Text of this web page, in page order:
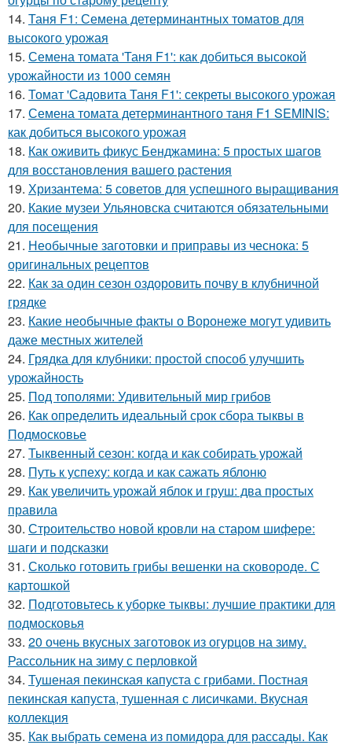
14. Таня F1: Семена детерминантных томатов для
высокого урожая
15. Семена томата 'Таня F1': как добиться высокой
урожайности из 1000 семян
16. Томат 'Садовита Таня F1': секреты высокого урожая
17. Семена томата детерминантного таня F1 SEMINIS:
как добиться высокого урожая
18. Как оживить фикус Бенджамина: 5 простых шагов
для восстановления вашего растения
19. Хризантема: 5 советов для успешного выращивания
20. Какие музеи Ульяновска считаются обязательными
для посещения
21. Необычные заготовки и приправы из чеснока: 5
оригинальных рецептов
22. Как за один сезон оздоровить почву в клубничной
грядке
23. Какие необычные факты о Воронеже могут удивить
даже местных жителей
24. Грядка для клубники: простой способ улучшить
урожайность
25. Под тополями: Удивительный мир грибов
26. Как определить идеальный срок сбора тыквы в
Подмосковье
27. Тыквенный сезон: когда и как собирать урожай
28. Путь к успеху: когда и как сажать яблоню
29. Как увеличить урожай яблок и груш: два простых
правила
30. Строительство новой кровли на старом шифере:
шаги и подсказки
31. Сколько готовить грибы вешенки на сковороде. С
картошкой
32. Подготовьтесь к уборке тыквы: лучшие практики для
подмосковья
33. 20 очень вкусных заготовок из огурцов на зиму.
Рассольник на зиму с перловкой
34. Тушеная пекинская капуста с грибами. Постная
пекинская капуста, тушенная с лисичками. Вкусная
коллекция
35. Как выбрать семена из помидора для рассады. Как